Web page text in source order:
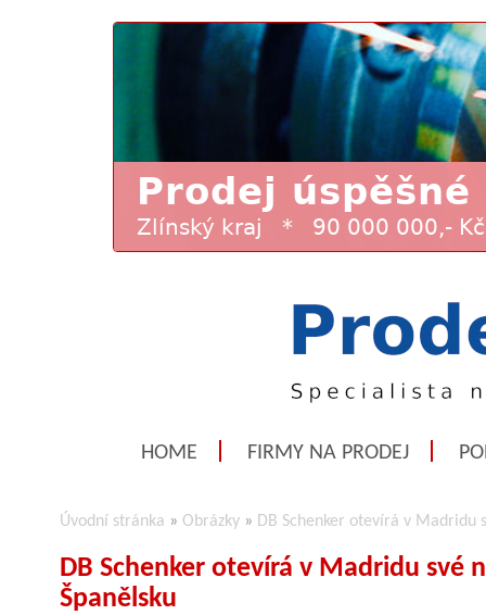
HOME FIRMY NA PRODEJ
Úvodní stránka » Obrázky » DB Schenker otevírá v Madridu
DB Schenker otevírá v Madridu své
Španělsku